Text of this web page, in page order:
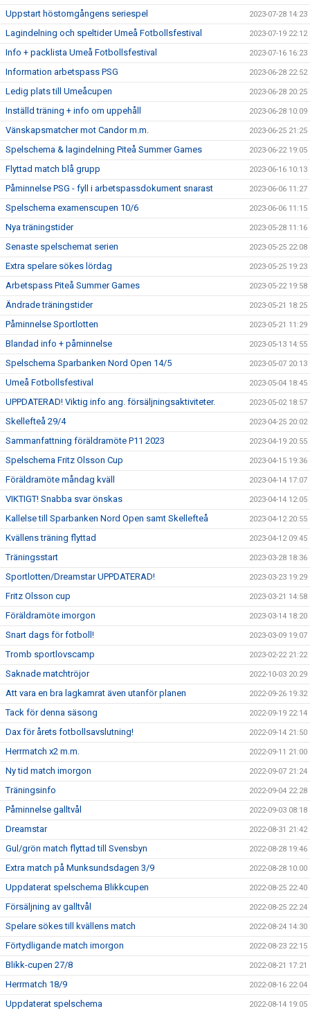
Uppstart höstomgångens seriespel 2023-07-28 14:23
Lagindelning och speltider Umeå Fotbollsfestival 2023-07-19 22:12
Info + packlista Umeå Fotbollsfestival 2023-07-16 16:23
Information arbetspass PSG 2023-06-28 22:52
Ledig plats till Umeåcupen 2023-06-28 20:25
Inställd träning + info om uppehåll 2023-06-28 10:09
Vänskapsmatcher mot Candor m.m. 2023-06-25 21:25
Spelschema & lagindelning Piteå Summer Games 2023-06-22 19:05
Flyttad match blå grupp 2023-06-16 10:13
Påminnelse PSG - fyll i arbetspassdokument snarast 2023-06-06 11:27
Spelschema examenscupen 10/6 2023-06-06 11:15
Nya träningstider 2023-05-28 11:16
Senaste spelschemat serien 2023-05-25 22:08
Extra spelare sökes lördag 2023-05-25 19:23
Arbetspass Piteå Summer Games 2023-05-22 19:58
Ändrade träningstider 2023-05-21 18:25
Påminnelse Sportlotten 2023-05-21 11:29
Blandad info + påminnelse 2023-05-13 14:55
Spelschema Sparbanken Nord Open 14/5 2023-05-07 20:13
Umeå Fotbollsfestival 2023-05-04 18:45
UPPDATERAD! Viktig info ang. försäljningsaktiviteter. 2023-05-02 18:57
Skellefteå 29/4 2023-04-25 20:02
Sammanfattning föräldramöte P11 2023 2023-04-19 20:55
Spelschema Fritz Olsson Cup 2023-04-15 19:36
Föräldramöte måndag kväll 2023-04-14 17:07
VIKTIGT! Snabba svar önskas 2023-04-14 12:05
Kallelse till Sparbanken Nord Open samt Skellefteå 2023-04-12 20:55
Kvällens träning flyttad 2023-04-12 09:45
Träningsstart 2023-03-28 18:36
Sportlotten/Dreamstar UPPDATERAD! 2023-03-23 19:29
Fritz Olsson cup 2023-03-21 14:58
Föräldramöte imorgon 2023-03-14 18:20
Snart dags för fotboll! 2023-03-09 19:07
Tromb sportlovscamp 2023-02-22 21:22
Saknade matchtröjor 2022-10-03 20:29
Att vara en bra lagkamrat även utanför planen 2022-09-26 19:32
Tack för denna säsong 2022-09-19 22:14
Dax för årets fotbollsavslutning! 2022-09-14 21:50
Herrmatch x2 m.m. 2022-09-11 21:00
Ny tid match imorgon 2022-09-07 21:24
Träningsinfo 2022-09-04 22:28
Påminnelse galltvål 2022-09-03 08:18
Dreamstar 2022-08-31 21:42
Gul/grön match flyttad till Svensbyn 2022-08-28 19:46
Extra match på Munksundsdagen 3/9 2022-08-28 10:00
Uppdaterat spelschema Blikkcupen 2022-08-25 22:40
Försäljning av galltvål 2022-08-25 22:24
Spelare sökes till kvällens match 2022-08-24 14:30
Förtydligande match imorgon 2022-08-23 22:15
Blikk-cupen 27/8 2022-08-21 17:21
Herrmatch 18/9 2022-08-16 22:04
Uppdaterat spelschema 2022-08-14 19:05